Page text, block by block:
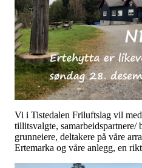
Vi i Tistedalen Friluftslag vil
tillitsvalgte, samarbeidspartnere/
grunneiere, deltakere på våre
Ertemarka og våre anlegg, en